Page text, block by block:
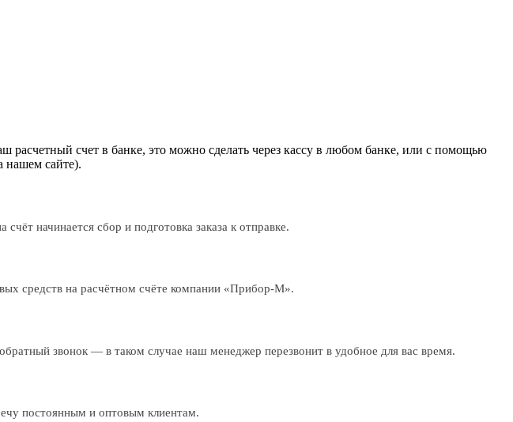
счет в банке, это можно сделать через кассу в любом банке, или с помощью
нашем сайте).
начинается сбор и подготовка заказа к отправке.
средств на расчётном счёте компании «Прибор-М».
звонок — в таком случае наш менеджер перезвонит в удобное для вас время.
постоянным и оптовым клиентам.